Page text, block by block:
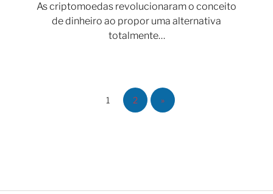
As criptomoedas revolucionaram o conceito
de dinheiro ao propor uma alternativa
totalmente…
1 2 »